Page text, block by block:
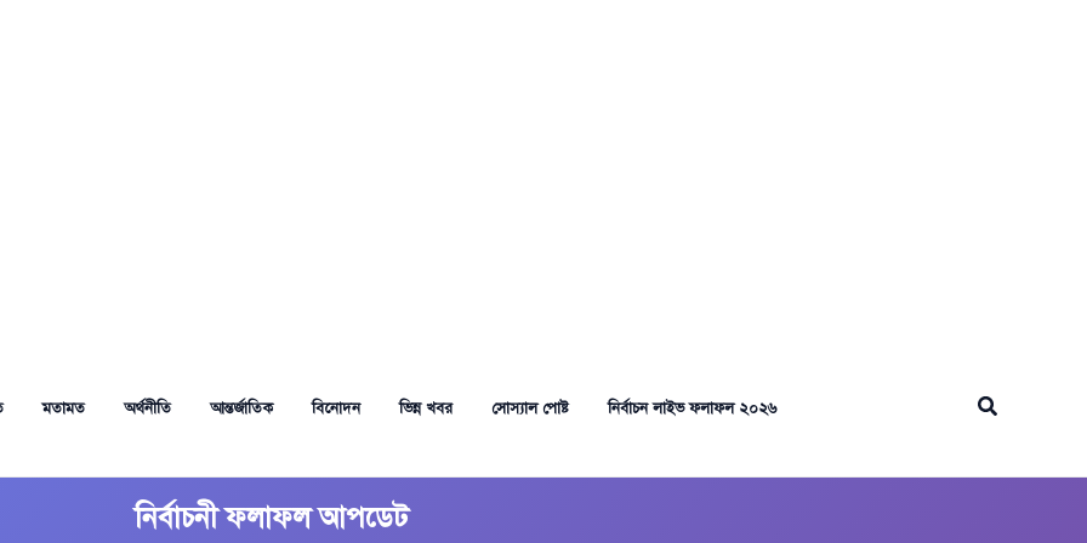
মতামত অর্থনীতি আন্তর্জাতিক বিনোদন ভিন্ন খবর সোস্যাল পোষ্ট নির্বাচন লাইভ ফলাফল ২০২৬ Search
নির্বাচনী ফলাফল আপডেট